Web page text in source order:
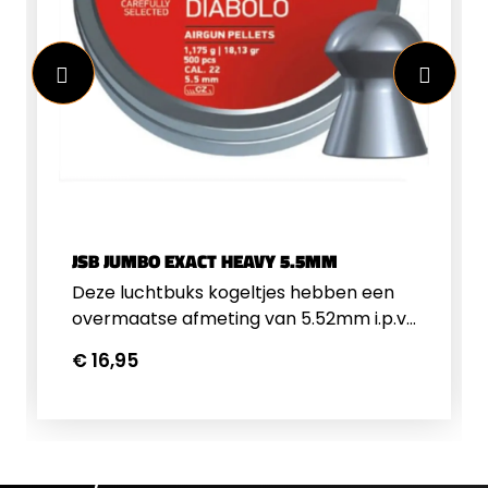
JSB JUMBO EXACT HEAVY 5.5MM
Deze luchtbuks kogeltjes hebben een
overmaatse afmeting van 5.52mm i.p.v.
goed gestuurd worden door de trekken
€ 16,95